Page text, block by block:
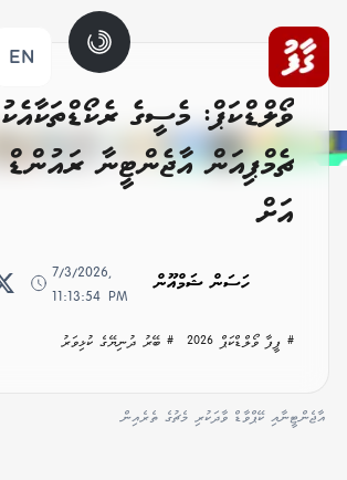
EN
ވޯލްޑްކަޕް: މެސީގެ ރެކޯޑްތަކާއެކު
އަށް
ހަސަން ޝަމްއޫން
7/3/2026,
11:13:54 PM
# ފީފާ ވޯލްޑްކަޕް 2026 # ބޭރު ދުނިޔޭގެ ކުޅިވަރު
އާޖެންޓީނާއި ކޭޕްވާޑް ވާދަކުރި މެޗުގެ ތެރެއިން